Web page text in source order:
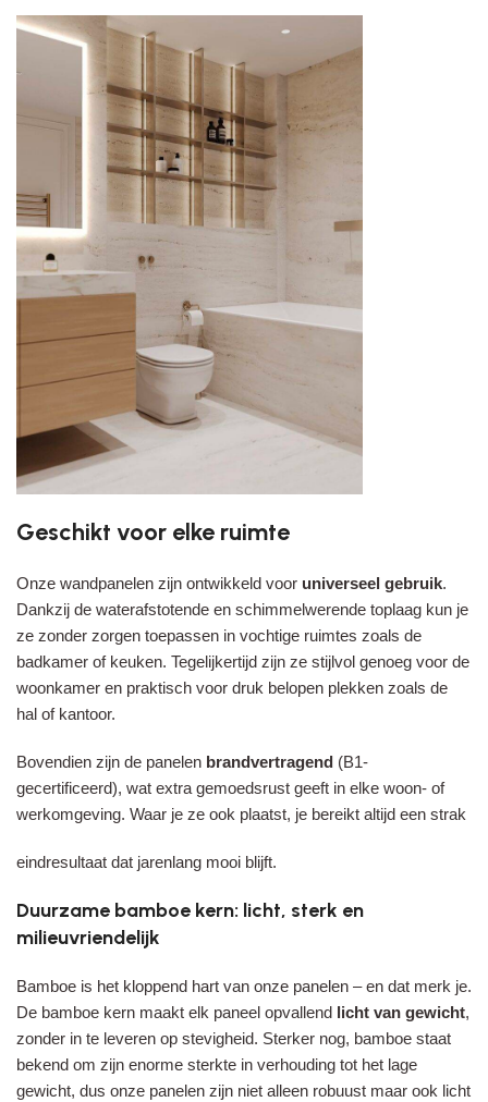
Geschikt voor elke ruimte
Onze wandpanelen zijn ontwikkeld voor universeel gebruik.
Dankzij de waterafstotende en schimmelwerende toplaag kun je
ze zonder zorgen toepassen in vochtige ruimtes zoals de
badkamer of keuken. Tegelijkertijd zijn ze stijlvol genoeg voor de
woonkamer en praktisch voor druk belopen plekken zoals de
hal of kantoor.
Bovendien zijn de panelen brandvertragend (B1-
gecertificeerd), wat extra gemoedsrust geeft in elke woon- of
werkomgeving. Waar je ze ook plaatst, je bereikt altijd een strak
eindresultaat dat jarenlang mooi blijft.
Duurzame bamboe kern: licht, sterk en
milieuvriendelijk
Bamboe is het kloppend hart van onze panelen – en dat merk je.
De bamboe kern maakt elk paneel opvallend licht van gewicht,
zonder in te leveren op stevigheid. Sterker nog, bamboe staat
bekend om zijn enorme sterkte in verhouding tot het lage
gewicht, dus onze panelen zijn niet alleen robuust maar ook licht